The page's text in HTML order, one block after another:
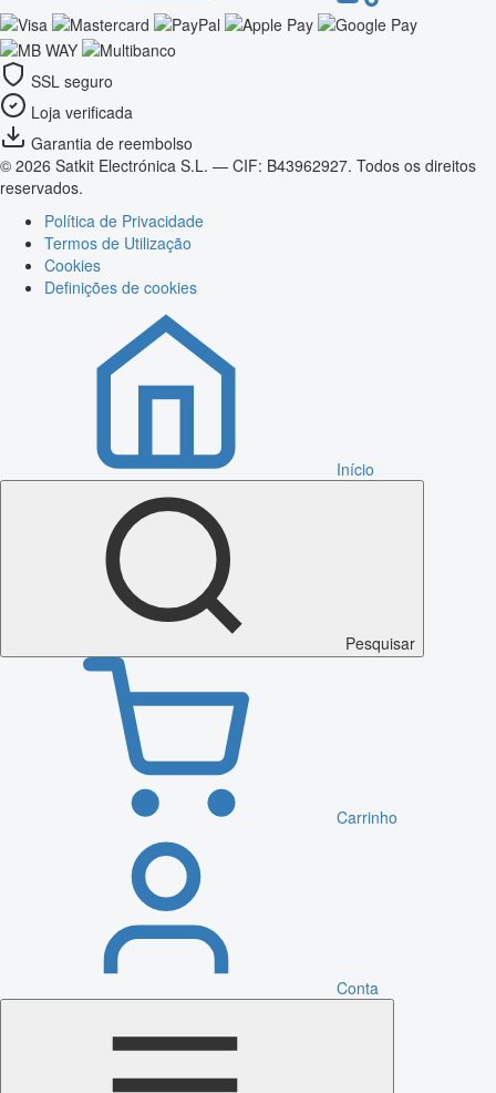
SSL seguro
Loja verificada
Garantia de reembolso
© 2026 Satkit Electrónica S.L. — CIF: B43962927. Todos os direitos
reservados.
Política de Privacidade
Termos de Utilização
Cookies
Definições de cookies
Início
Pesquisar
Carrinho
Conta